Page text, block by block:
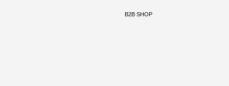
B2B SHOP